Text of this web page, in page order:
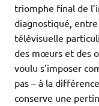
triomphe final de
diagnostiqué, entre
télévisuelle
des mœurs et des
voulu s’imposer
pas – à la
conserve une